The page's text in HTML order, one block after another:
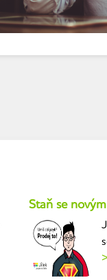
Staň se